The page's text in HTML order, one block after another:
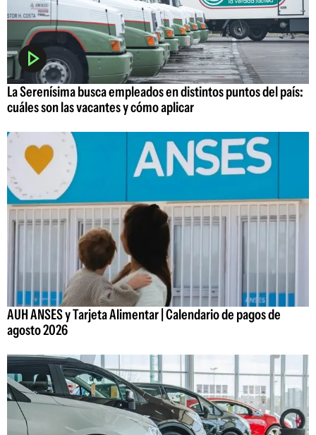
La Serenísima busca empleados en distintos puntos del país:
cuáles son las vacantes y cómo aplicar
AUH ANSES y Tarjeta Alimentar | Calendario de pagos de
agosto 2026